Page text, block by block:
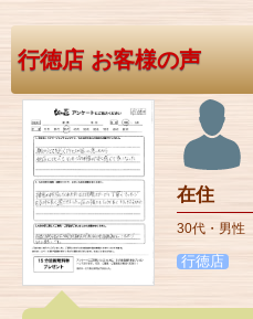
行徳店 お客様の声
在住
30代・男性
行徳店